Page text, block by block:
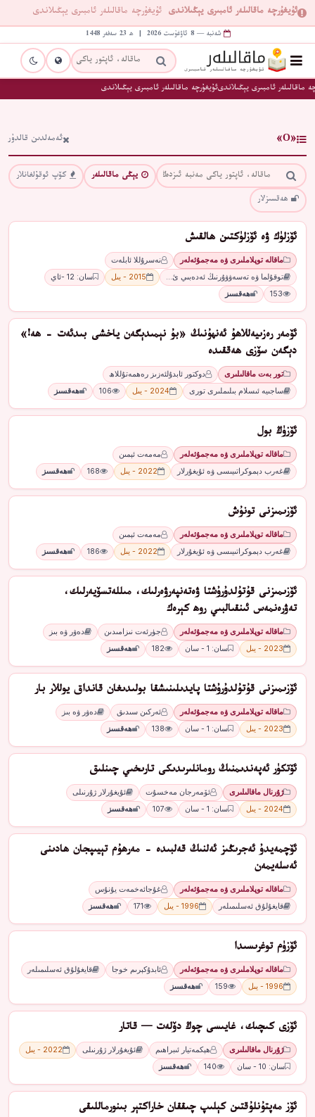
ئۇيغۇرچە ماقالىلەر ئامبىرى يېڭىلاندى ئۇيغۇرچە ماقالىلەر ئامبىرى يېڭىلاندى
شەنبە — 8 ئاۋغۇست 2026 | ھ 23 سەفەر 1448
ماقالىلەر ئامبىرى يېڭىلاندىئۇيغۇرچە ماقالىلەر ئامبىرى يېڭىلاندى
«О» ئەمەلدىن قالدۇر
يېڭى ماقالىلەر
كۆپ ئوقۇلغانلار
ھەقسىزلار
ئۆزلۈك ۋە ئۆزلۈكتىن ھالقىش
ماقالە توپلاملىرى ۋە مەجمۇئەلەر
نەسرۇللا ئابلەت
توقۇلما ۋە تەسەۋۋۇرنىڭ ئەدەبىي ئ…
2015 - يىل
سان: 12 -ئاي
153
ھەقسىز
ئۆمەر رەزىيەللاھۇ ئەنھۇنىڭ «بۇ نېمىدېگەن ياخشى بىدئەت - ھە!»
دېگەن سۆزى ھەققىدە
تور بەت ماقالىلىرى
دوكتور ئابدۇلئەزىز رەھمەتۇللاھ
ساجىيە ئىسلام بىلىملىرى تورى
2024 - يىل 106 ھەقسىز
ئۆزۈڭ بول
ماقالە توپلاملىرى ۋە مەجمۇئەلەر
مەمەت ئېمىن
غەرب دېموكراتىيىسى ۋە ئۇيغۇرلار
2022 - يىل 168 ھەقسىز
ئۆزﯨﻤﯩﺰﻧﻰ ﺗﻮﻧﯘﺵ
ماقالە توپلاملىرى ۋە مەجمۇئەلەر
مەمەت ئېمىن
غەرب دېموكراتىيىسى ۋە ئۇيغۇرلار
2022 - يىل 186 ھەقسىز
ئۆزىمىزنى قۇتۇلدۇرۇشتا ۋەتەنپەرۋەرلىك، مىللەتسۆيەرلىك،
تەۋرەنمەس ئىنقىالبىي روھ كېرەك
ماقالە توپلاملىرى ۋە مەجمۇئەلەر جۈرئەت نىزامىدىن
دەۋر ۋە بىز
2023 - يىل
سان: 1 - سان 182 ھەقسىز
ئۆزىمىزنى قۇتۇلدۇرۇشتا پايدىلىنىشقا بولىدىغان قانداق يوللار بار
ماقالە توپلاملىرى ۋە مەجمۇئەلەر ئەركىن سىدىق
دەۋر ۋە بىز
2023 - يىل
سان: 1 - سان 138 ھەقسىز
ئۆتكۈر ئەپەندىمنىڭ رومانلىرىدىكى تارىخىي چىنلىق
ژۇرنال ماقالىلىرى ئۆمەرجان مەخسۇت
ئۇيغۇرلار ژۇرنىلى
2024 - يىل
سان: 1 - سان 107 ھەقسىز
ئۆچمەيدۇ ئەجرىڭىز ئەلنىڭ قەلبىدە - مەرھۇم تېيىپجان ھادىنى
ئەسلەيمەن
ماقالە توپلاملىرى ۋە مەجمۇئەلەر
غۇجائەخمەت يۇنۇس
قايغۇلۇق ئەسلىمىلەر
1996 - يىل 171 ھەقسىز
ئۆزۈم توغرىسىدا
ماقالە توپلاملىرى ۋە مەجمۇئەلەر ئابدۇكېرىم خوجا
قايغۇلۇق ئەسلىمىلەر
1996 - يىل
159 ھەقسىز
ئۆزى كىچىك، ﻏﺎﻳﯩﺴﻰ ﭼﻮﯓ دۆﻟﻪﺕ — قاتار
ژۇرنال ماقالىلىرى ھېكمەتيار ئىبراھىم ئۇيغۇرلار ژۇرنىلى
2022 - يىل
سان: 10 - سان
140 ھەقسىز
ئۆز ﻣﻪﭘﺘﯘﻧﻠﯘﻗﺘﯩﻦ ﻛﯧﻠﯩﭗ ﭼﯩﻘﻘﺎﻥ ﺧﺎراﻛﺘﯧﺮ ﺑﯩﻨﻮرﻣﺎﻟﻠﯩﻘﻰ